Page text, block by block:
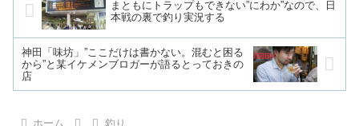
まともにトラップもできない”にわか”なので、日
本戦の裏で釣り実況する
神田「味坊」”ここだけは書かない。混むと困る
から”と某イケメンブロガーが語るとっておきの
店
ホーム 釣り